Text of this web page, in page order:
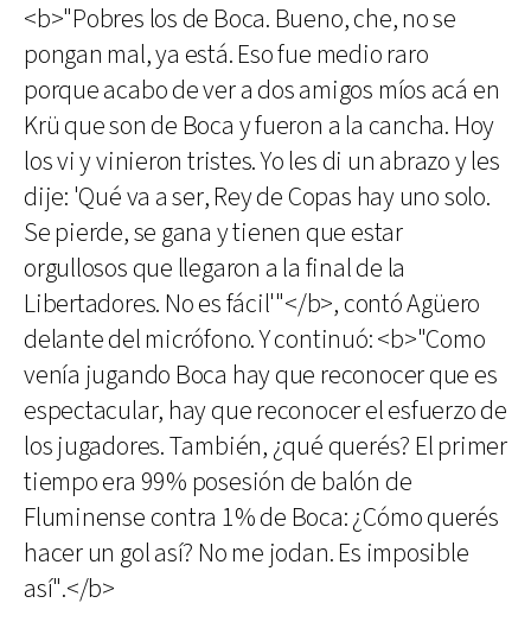
<b>"Pobres los de Boca. Bueno, che, no se
pongan mal, ya está. Eso fue medio raro
porque acabo de ver a dos amigos míos acá en
Krü que son de Boca y fueron a la cancha. Hoy
los vi y vinieron tristes. Yo les di un abrazo y les
dije: 'Qué va a ser, Rey de Copas hay uno solo.
Se pierde, se gana y tienen que estar
orgullosos que llegaron a la final de la
Libertadores. No es fácil'"</b>, contó Agüero
delante del micrófono. Y continuó: <b>"Como
venía jugando Boca hay que reconocer que es
espectacular, hay que reconocer el esfuerzo de
los jugadores. También, ¿qué querés? El primer
tiempo era 99% posesión de balón de
Fluminense contra 1% de Boca: ¿Cómo querés
hacer un gol así? No me jodan. Es imposible
así".</b>